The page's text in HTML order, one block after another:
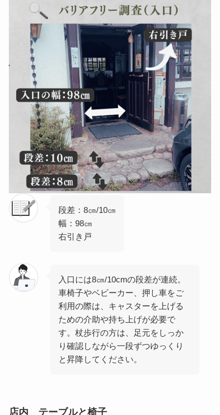
段差：8㎝/10㎝
幅：98㎝
右引き戸
入口には8㎝/10cmの段差が連続。
車椅子やベビーカー、押し車をご
利用の際は、キャスターを上げる
ための介助や持ち上げが必要で
す。杖歩行の方は、足元をしっか
り確認しながら一段ずつゆっくり
と昇降してください。
店内 テーブルと椅子